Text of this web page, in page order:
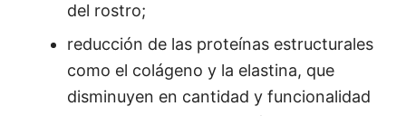
del rostro;
reducción de las proteínas estructurales
como el colágeno y la elastina, que
disminuyen en cantidad y funcionalidad